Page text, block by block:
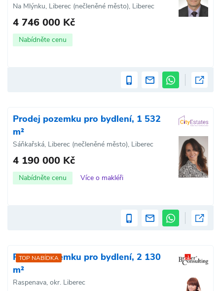
Na Mlýnku, Liberec (nečleněné město), Liberec
4 746 000 Kč
Nabídněte cenu
Prodej pozemku pro bydlení, 1 532
m²
Sáňkařská, Liberec (nečleněné město), Liberec
4 190 000 Kč
Nabídněte cenu Více o makléři
TOP NABÍDKA
Prodej pozemku pro bydlení, 2 130
m²
Raspenava, okr. Liberec